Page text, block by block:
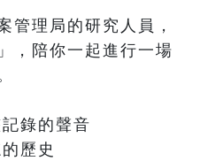
管理局的研究人員，
，陪你一起進行一場
錄的聲音
歷史